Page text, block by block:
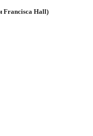
Francisca Hall)